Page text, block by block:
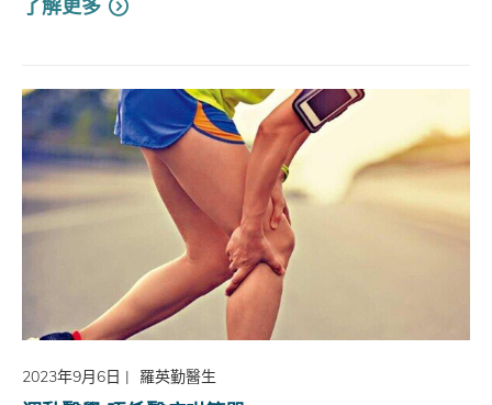
了解更多
2023年9月6日 | 羅英勤醫生